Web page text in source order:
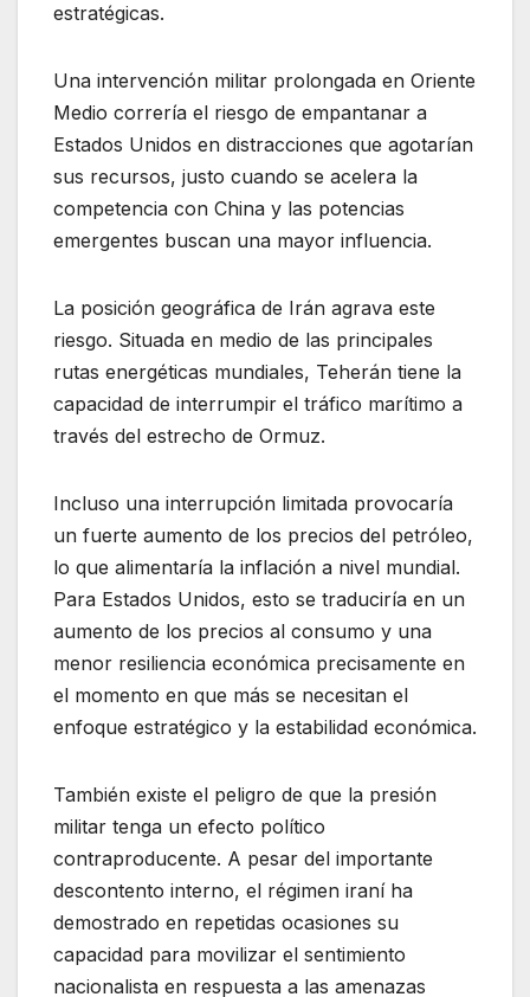
estratégicas.
Una intervención militar prolongada en Oriente
Medio correría el riesgo de empantanar a
Estados Unidos en distracciones que agotarían
sus recursos, justo cuando se acelera la
competencia con China y las potencias
emergentes buscan una mayor influencia.
La posición geográfica de Irán agrava este
riesgo. Situada en medio de las principales
rutas energéticas mundiales, Teherán tiene la
capacidad de interrumpir el tráfico marítimo a
través del estrecho de Ormuz.
Incluso una interrupción limitada provocaría
un fuerte aumento de los precios del petróleo,
lo que alimentaría la inflación a nivel mundial.
Para Estados Unidos, esto se traduciría en un
aumento de los precios al consumo y una
menor resiliencia económica precisamente en
el momento en que más se necesitan el
enfoque estratégico y la estabilidad económica.
También existe el peligro de que la presión
militar tenga un efecto político
contraproducente. A pesar del importante
descontento interno, el régimen iraní ha
demostrado en repetidas ocasiones su
capacidad para movilizar el sentimiento
nacionalista en respuesta a las amenazas